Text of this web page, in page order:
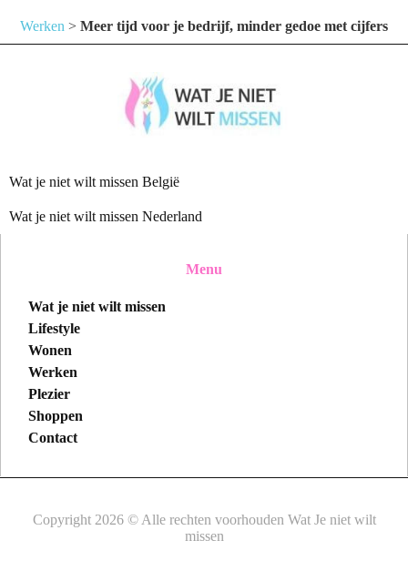
Werken > Meer tijd voor je bedrijf, minder gedoe met cijfers
Wat je niet wilt missen België
Wat je niet wilt missen Nederland
Menu
Wat je niet wilt missen
Lifestyle
Wonen
Werken
Plezier
Shoppen
Contact
Copyright 2026 © Alle rechten voorhouden Wat Je niet wilt
missen